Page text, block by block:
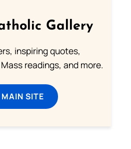
Gallery
inspiring quotes,
readings, and more.
SITE